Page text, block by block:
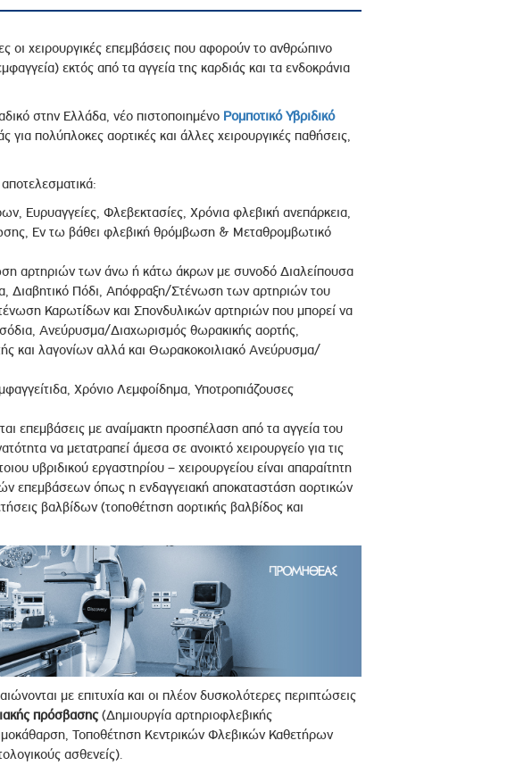
οι χειρουργικές επεμβάσεις που αφορούν το ανθρώπινο
εκτός από τα αγγεία της καρδιάς και τα ενδοκράνια
στην Ελλάδα, νέο πιστοποιημένο Ρομποτικό Υβριδικό
για πολύπλοκες αορτικές και άλλες χειρουργικές παθήσεις,
Ευρυαγγείες, Φλεβεκτασίες, Χρόνια φλεβική ανεπάρκεια,
Εν τω βάθει φλεβική θρόμβωση & Μεταθρομβωτικό
αρτηριών των άνω ή κάτω άκρων με συνοδό Διαλείπουσα
Διαβητικό Πόδι, Απόφραξη/Στένωση των αρτηριών του
Καρωτίδων και Σπονδυλικών αρτηριών που μπορεί να
Ανεύρυσμα/Διαχωρισμός θωρακικής αορτής,
και λαγονίων αλλά και Θωρακοκοιλιακό Ανεύρυσμα/
Χρόνιο Λεμφοίδημα, Υποτροπιάζουσες
επεμβάσεις με αναίμακτη προσπέλαση από τα αγγεία του
να μετατραπεί άμεσα σε ανοικτό χειρουργείο για τις
υβριδικού εργαστηρίου – χειρουργείου είναι απαραίτητη
επεμβάσεων όπως η ενδαγγειακή αποκαταστάση αορτικών
βαλβίδων (τοποθέτηση αορτικής βαλβίδος και
με επιτυχία και οι πλέον δυσκολότερες περιπτώσεις
πρόσβασης(Δημιουργία αρτηριοφλεβικής
Τοποθέτηση Κεντρικών Φλεβικών Καθετήρων
ασθενείς).